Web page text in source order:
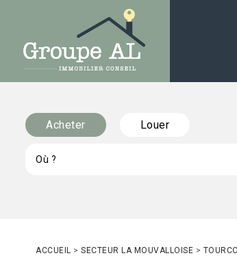
Acheter Louer
ACCUEIL > SECTEUR LA MOUVALLOISE >